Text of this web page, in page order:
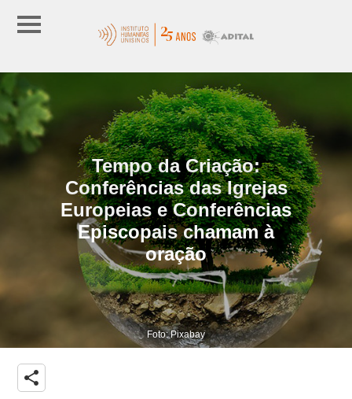
Tempo da Criação:
Conferências das Igrejas
Europeias e Conferências
Episcopais chamam à
oração
Foto: Pixabay
share